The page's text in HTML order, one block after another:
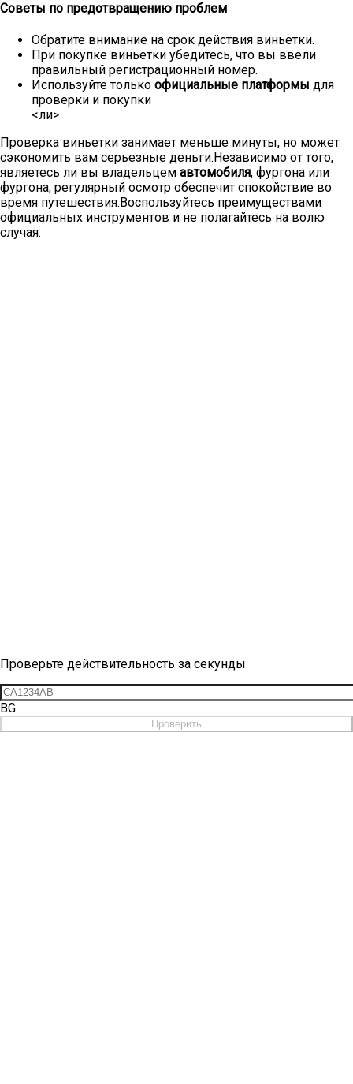
Советы по предотвращению проблем
Обратите внимание на срок действия виньетки.
При покупке виньетки убедитесь, что вы ввели
правильный регистрационный номер.
Используйте только официальные платформы для
проверки и покупки
<ли>
Проверка виньетки занимает меньше минуты, но может
сэкономить вам серьезные деньги.Независимо от того,
являетесь ли вы владельцем автомобиля, фургона или
фургона, регулярный осмотр обеспечит спокойствие во
время путешествия.Воспользуйтесь преимуществами
официальных инструментов и не полагайтесь на волю
случая.
Проверьте действительность за секунды
BG
Проверить